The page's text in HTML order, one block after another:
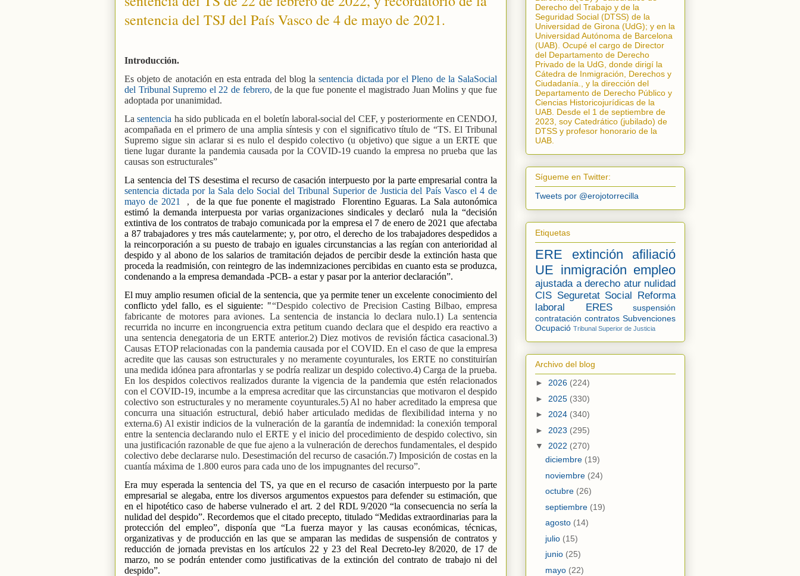
sentencia del TSJ del País Vasco de 4 de mayo de 2021.
Introducción.
Es objeto de anotación en esta entrada del blog lasentencia dictada por el Pleno de la SalaSocial
del Tribunal Supremo el 22 de febrero,de la que fue ponente el magistrado Juan Molins y que fue
adoptada por unanimidad.
Lasentencia ha sido publicada en el boletín laboral-social del CEF, y posteriormente en CENDOJ,
acompañada en el primero de una amplia síntesis y con el significativo título de “TS. El Tribunal
Supremo sigue sin aclarar si es nulo el despido colectivo (u objetivo) que sigue a un ERTE que
tiene lugar durante la pandemia causada por la COVID-19 cuando la empresa no prueba que las
causas son estructurales”
La sentencia del TS desestima el recurso de casación interpuesto por la parte empresarial contra la
sentencia dictada por la Sala delo Social del Tribunal Superior de Justicia del País Vasco el 4 de
mayo de 2021
, de la que fue ponente el magistrado
Florentino Eguaras. La Sala autonómica
estimó la demanda interpuesta por varias organizaciones sindicales y declaró
nula la “decisión
extintiva de los contratos de trabajo comunicada por la empresa el 7 de enero de 2021 que afectaba
a 87 trabajadores y tres más cautelarmente; y, por otro, el derecho de los trabajadores despedidos a
la reincorporación a su puesto de trabajo en iguales circunstancias a las regían con anterioridad al
despido y al abono de los salarios de tramitación dejados de percibir desde la extinción hasta que
proceda la readmisión, con reintegro de las indemnizaciones percibidas en cuanto esta se produzca,
condenando a la empresa demandada -PCB- a estar y pasar por la anterior declaración”.
El muy amplio resumen oficial de la sentencia, que ya permite tener un excelente conocimiento del
conflicto ydel fallo, es el siguiente: "“Despido colectivo de Precision Casting Bilbao, empresa
fabricante de motores para aviones. La sentencia de instancia lo declara nulo.1) La sentencia
recurrida no incurre en incongruencia extra petitum cuando declara que el despido era reactivo a
una sentencia denegatoria de un ERTE anterior.2) Diez motivos de revisión fáctica casacional.3)
Causas ETOP relacionadas con la pandemia causada por el COVID. En el caso de que la empresa
acredite que las causas son estructurales y no meramente coyunturales, los ERTE no constituirían
una medida idónea para afrontarlas y se podría realizar un despido colectivo.4) Carga de la prueba.
En los despidos colectivos realizados durante la vigencia de la pandemia que estén relacionados
con el COVID-19, incumbe a la empresa acreditar que las circunstancias que motivaron el despido
colectivo son estructurales y no meramente coyunturales.5) Al no haber acreditado la empresa que
concurra una situación estructural, debió haber articulado medidas de flexibilidad interna y no
externa.6) Al existir indicios de la vulneración de la garantía de indemnidad: la conexión temporal
entre la sentencia declarando nulo el ERTE y el inicio del procedimiento de despido colectivo, sin
una justificación razonable de que fue ajeno a la vulneración de derechos fundamentales, el despido
colectivo debe declararse nulo. Desestimación del recurso de casación.7) Imposición de costas en la
cuantía máxima de 1.800 euros para cada uno de los impugnantes del recurso”.
Era muy esperada la sentencia del TS, ya que en el recurso de casación interpuesto por la parte
empresarial se alegaba, entre los diversos argumentos expuestos para defender su estimación, que
en el hipotético caso de haberse vulnerado el art. 2 del RDL 9/2020 “la consecuencia no sería la
nulidad del despido”. Recordemos que el citado precepto, titulado “Medidas extraordinarias para la
protección del empleo”, disponía que “La fuerza mayor y las causas económicas, técnicas,
organizativas y de producción en las que se amparan las medidas de suspensión de contratos y
reducción de jornada previstas en los artículos 22 y 23 del Real Decreto-ley 8/2020, de 17 de
marzo, no se podrán entender como justificativas de la extinción del contrato de trabajo ni del
despido”.
Derecho del Trabajo y de la
Seguridad Social (DTSS) de la
Universidad de Girona (UdG); y en la
Universidad Autónoma de Barcelona
(UAB). Ocupé el cargo de Director
del Departamento de Derecho
Privado de la UdG, donde dirigí la
Cátedra de Inmigración, Derechos y
Ciudadanía.
, y la dirección del
Departamento de Derecho Público y
Ciencias Historicojurídicas de la
UAB. Desde el 1 de septiembre de
2023, soy Catedrático (jubilado) de
DTSS y profesor honorario de la
UAB.
Sígueme en Twitter:
Tweets por @erojotorrecilla
Etiquetas
ERE extinción
afiliació
UE inmigración empleo
ajustada a derecho atur nulidad
CIS Seguretat Social Reforma
laboral
ERES
suspensión
contratación contratos Subvenciones
Ocupació Tribunal Superior de Justicia
Archivo del blog
► 2026 (224)
► 2025 (330)
► 2024 (340)
► 2023 (295)
▼ 2022 (270)
diciembre (19)
noviembre (24)
octubre (26)
septiembre (19)
agosto (14)
julio (15)
junio (25)
mayo (22)